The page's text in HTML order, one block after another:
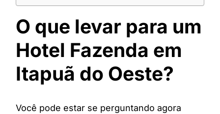
O que levar para um
Hotel Fazenda em
Itapuã do Oeste?
Você pode estar se perguntando agora